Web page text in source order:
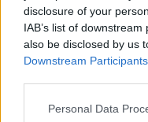
disclosure of your
IAB’s list of
also be disclosed by us
Downstream Participants
Personal Data
d’acheter
Auto Pour Vous